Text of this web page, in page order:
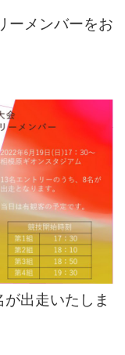
ーメンバーをお
出走いたしま